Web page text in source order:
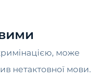
може
нетактовної мови.